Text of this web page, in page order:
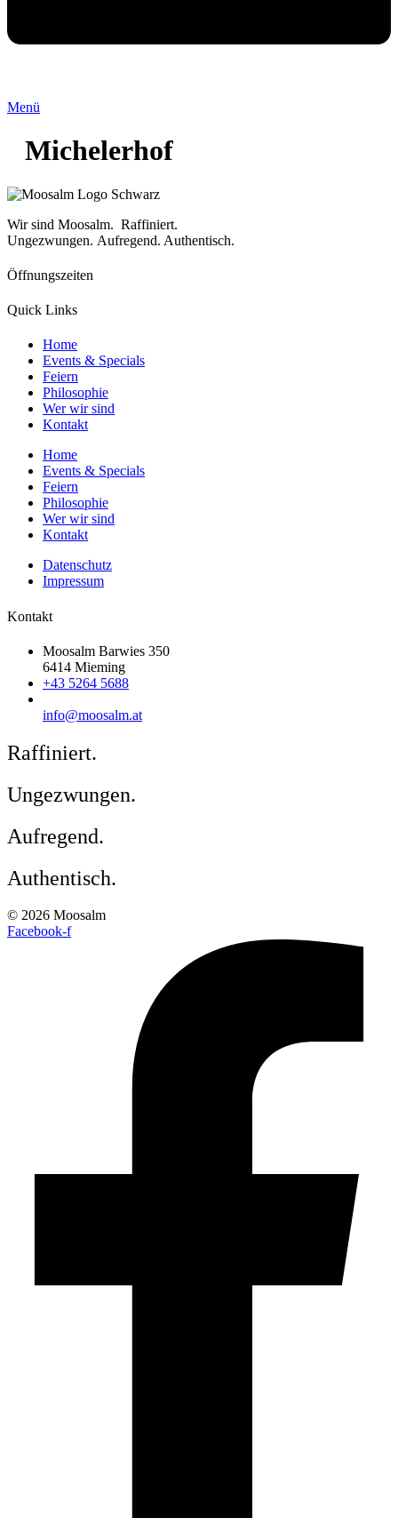
Menü
Michelerhof
Wir sind Moosalm. Raffiniert.
Ungezwungen. Aufregend. Authentisch.
Öffnungszeiten
Quick Links
Home
Events & Specials
Feiern
Philosophie
Wer wir sind
Kontakt
Home
Events & Specials
Feiern
Philosophie
Wer wir sind
Kontakt
Datenschutz
Impressum
Kontakt
Moosalm Barwies 350
6414 Mieming
+43 5264 5688
info@moosalm.at
Raffiniert.
Ungezwungen.
Aufregend.
Authentisch.
© 2026 Moosalm
Facebook-f